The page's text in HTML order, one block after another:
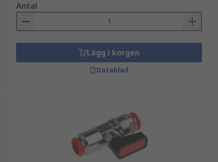
Antal
Lägg i korgen
Datablad